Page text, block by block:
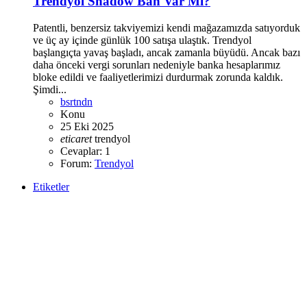
Patentli, benzersiz takviyemizi kendi mağazamızda satıyorduk
ve üç ay içinde günlük 100 satışa ulaştık. Trendyol
başlangıçta yavaş başladı, ancak zamanla büyüdü. Ancak bazı
daha önceki vergi sorunları nedeniyle banka hesaplarımız
bloke edildi ve faaliyetlerimizi durdurmak zorunda kaldık.
Şimdi...
bsrtndn
Konu
25 Eki 2025
eticaret trendyol
Cevaplar: 1
Forum: Trendyol
Etiketler